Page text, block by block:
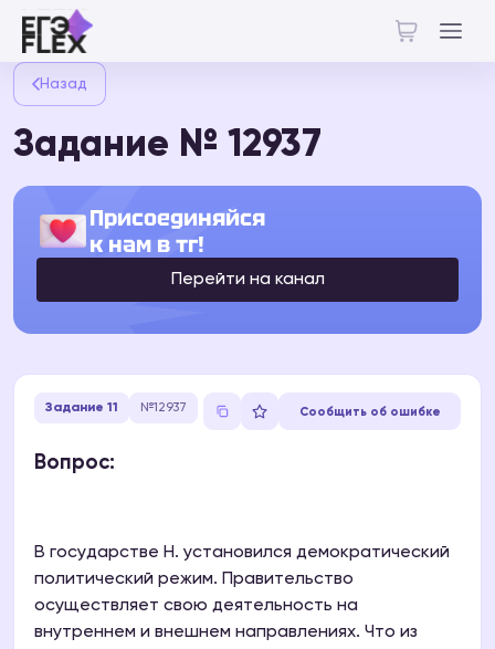
Назад
Задание № 12937
Присоединяйся
к нам в тг!
Перейти на канал
Задание 11 №12937 Сообщить об ошибке
Вопрос:
В государстве Н. установился демократический
политический режим. Правительство
осуществляет свою деятельность на
внутреннем и внешнем направлениях. Что из